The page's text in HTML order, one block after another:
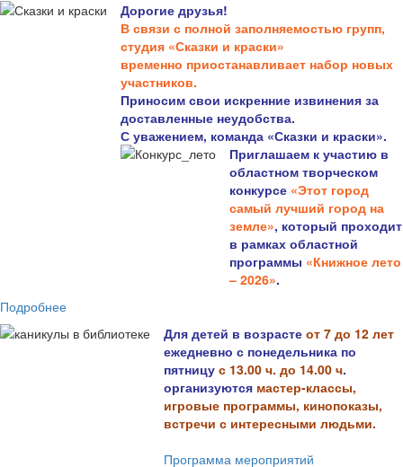
Дорогие друзья!
В связи с полной заполняемостью групп,
студия «Сказки и краски»
временно приостанавливает набор новых
участников.
Приносим свои искренние извинения за
доставленные неудобства.
С уважением, команда «Сказки и краски».
Приглашаем к участию в
областном творческом
конкурсе «Этот город
самый лучший город на
земле», который проходит
в рамках областной
программы «Книжное лето
– 2026».
Подробнее
Для детей в возрасте от 7 до 12 лет
ежедневно с понедельника по
пятницу с 13.00 ч. до 14.00 ч.
организуются мастер-классы,
игровые программы, кинопоказы,
встречи с интересными людьми.
Программа мероприятий